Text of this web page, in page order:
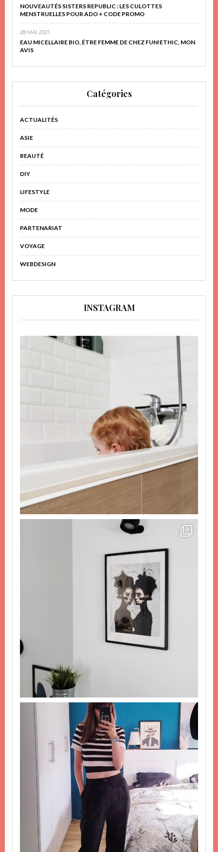
NOUVEAUTÉS SISTERS REPUBLIC : LES CULOTTES
MENSTRUELLES POUR ADO + CODE PROMO
28 MAI 2021
EAU MICELLAIRE BIO, ÊTRE FEMME DE CHEZ FUN!ETHIC, MON
AVIS
Catégories
ACTUALITÉS
ASIE
BEAUTÉ
DIY
LIFESTYLE
MODE
PARTENARIAT
VOYAGE
WEBDESIGN
INSTAGRAM